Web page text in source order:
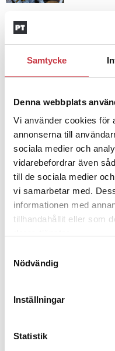
Samtycke
Denna webbplats
Vi använder cookies för
annonserna till
sociala medier och
vidarebefordrar även
till de sociala medier
vi samarbetar med.
informationen med
tillhandahållit eller som
Nödvändig
Inställningar
Statistik
att